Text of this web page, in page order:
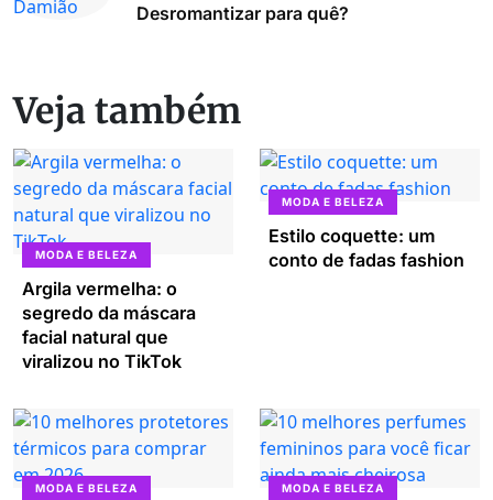
Desromantizar para quê?
Veja também
MODA E BELEZA
Argila vermelha: o
segredo da máscara
facial natural que
viralizou no TikTok
MODA E BELEZA
Estilo coquette: um
conto de fadas fashion
MODA E BELEZA MODA E BELEZA